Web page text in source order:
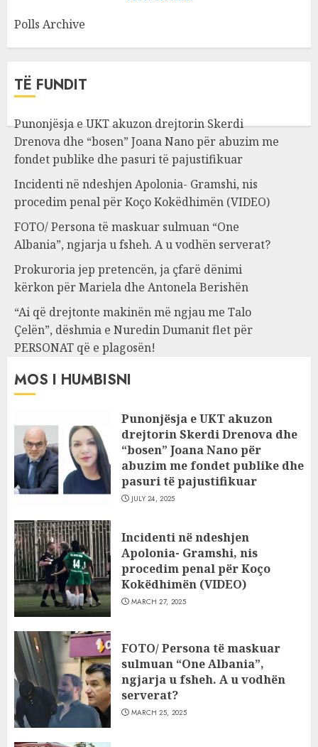
Polls Archive
TË FUNDIT
Punonjësja e UKT akuzon drejtorin Skerdi
Drenova dhe “bosen” Joana Nano për abuzim me
fondet publike dhe pasuri të pajustifikuar
Incidenti në ndeshjen Apolonia- Gramshi, nis
procedim penal për Koço Kokëdhimën (VIDEO)
FOTO/ Persona të maskuar sulmuan “One
Albania”, ngjarja u fsheh. A u vodhën serverat?
Prokuroria jep pretencën, ja çfarë dënimi
kërkon për Mariela dhe Antonela Berishën
“Ai që drejtonte makinën më ngjau me Talo
Çelën”, dëshmia e Nuredin Dumanit flet për
PERSONAT që e plagosën!
MOS I HUMBISNI
Punonjësja e UKT akuzon
drejtorin Skerdi Drenova dhe
“bosen” Joana Nano për
abuzim me fondet publike dhe
pasuri të pajustifikuar
JULY 24, 2025
Incidenti në ndeshjen
Apolonia- Gramshi, nis
procedim penal për Koço
Kokëdhimën (VIDEO)
MARCH 27, 2025
FOTO/ Persona të maskuar
sulmuan “One Albania”,
ngjarja u fsheh. A u vodhën
serverat?
MARCH 25, 2025